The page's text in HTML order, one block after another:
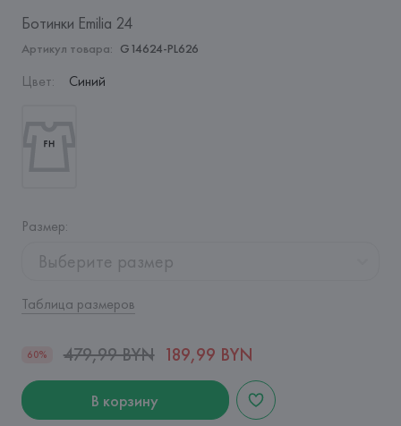
Ботинки Emilia 24
Артикул товара: G14624-PL626
Цвет: Синий
Размер:
Выберите размер
Таблица размеров
60% 479,99 BYN 189,99 BYN
В корзину